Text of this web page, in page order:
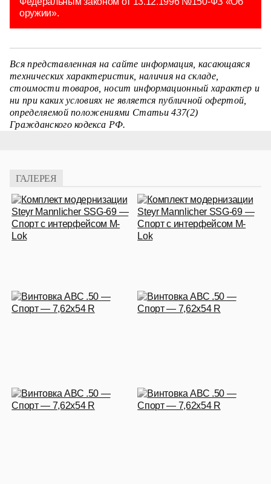
оружии».
Вся представленная на сайте информация, касающаяся
технических характеристик, наличия на складе,
стоимости товаров, носит информационный характер и
ни при каких условиях не является публичной офертой,
определяемой положениями Статьи 437(2)
Гражданского кодекса РФ.
ГАЛЕРЕЯ